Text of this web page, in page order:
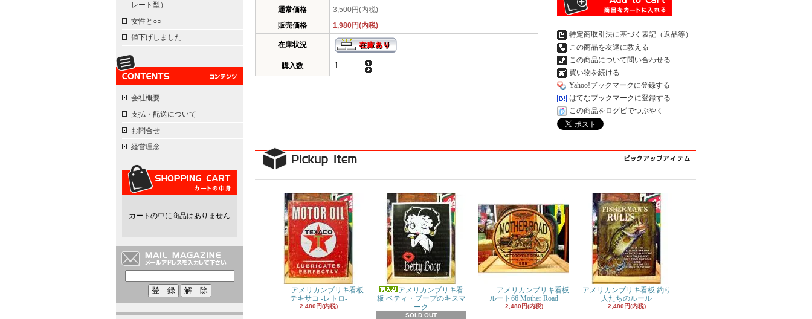
レート型）
女性と○○
値下げしました
会社概要
支払・配送について
お問合せ
経営理念
カートの中に商品はありません
通常価格
3,500円(内税)
販売価格
1,980円(内税)
在庫状況
購入数
特定商取引法に基づく表記（返品等）
この商品を友達に教える
この商品について問い合わせる
買い物を続ける
Yahoo!ブックマークに登録する
はてなブックマークに登録する
この商品をログピでつぶやく
アメリカンブリキ看板
テキサコ -レトロ-
2,480円(内税)
アメリカンブリキ看
板 ベティ・ブープのキスマ
ーク
SOLD OUT
アメリカンブリキ看板
ルート66 Mother Road
2,480円(内税)
アメリカンブリキ看板 釣り
人たちのルール
2,480円(内税)